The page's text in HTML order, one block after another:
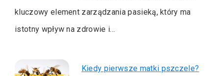
kluczowy element zarządzania pasieką, który ma
istotny wpływ na zdrowie i…
Kiedy pierwsze matki pszczele?